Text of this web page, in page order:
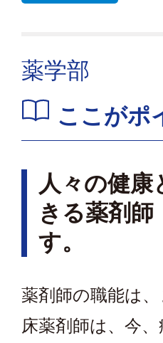
薬学部
ここがポ
人々の健
きる薬剤
す。
薬剤師の職能は
床薬剤師は、今